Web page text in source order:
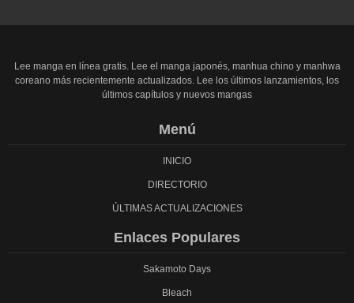
Lee manga en línea gratis. Lee el manga japonés, manhua chino y manhwa
coreano más recientemente actualizados. Lee los últimos lanzamientos, los
últimos capítulos y nuevos mangas
Menú
INICIO
DIRECTORIO
ÚLTIMAS ACTUALIZACIONES
Enlaces Populares
Sakamoto Days
Bleach